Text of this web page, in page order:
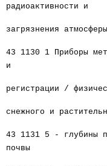
радиоактивности и
загрязнения атмосферы
43 1130 1 Приборы
и
регистрации /
снежного и
43 1131 5 - глубины
почвы